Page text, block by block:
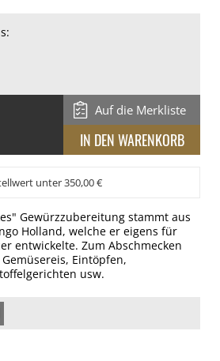
Auf die Merkliste
unter 350,00 €
Gewürzzubereitung stammt aus
Holland, welche er eigens für
entwickelte. Zum Abschmecken
Eintöpfen,
usw.